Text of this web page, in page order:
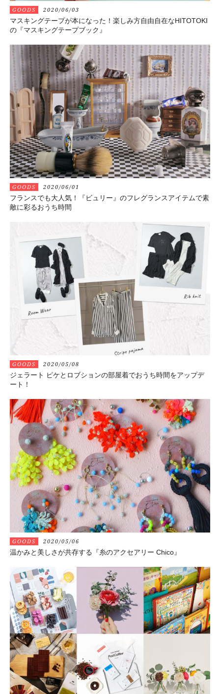
GOODS 2020/06/03
マスキングテープが本になった！楽しみ方自由自在なHITOTOKI
の『マスキングテープブック』
GOODS 2020/06/01
フランスでも大人気！『ビュリー』のフレグランスアイテムで素
敵に彩るおうち時間
GOODS 2020/05/08
ジェラート ピケとロブションの部屋着でおうち時間をアップデ
ート！
GOODS 2020/05/06
温かみと美しさが共存する『糸のアクセアリー Chico』